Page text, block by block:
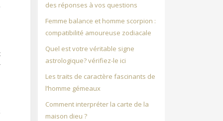
des réponses à vos questions
Femme balance et homme scorpion :
compatibilité amoureuse zodiacale
Quel est votre véritable signe
astrologique? vérifiez-le ici
Les traits de caractère fascinants de
l’homme gémeaux
Comment interpréter la carte de la
maison dieu ?